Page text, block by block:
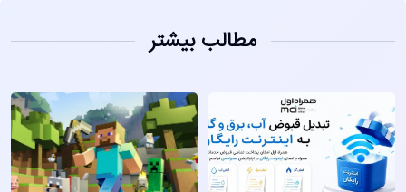
مطالب بیشتر